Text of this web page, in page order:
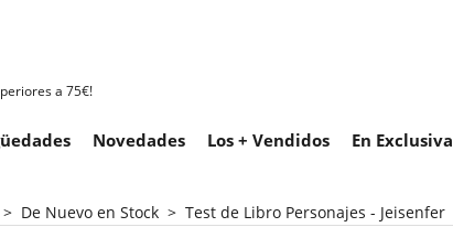
a 75€!
Novedades Los + Vendidos En Exclusiva
> De Nuevo en Stock > Test de Libro Personajes - Jeisenfer